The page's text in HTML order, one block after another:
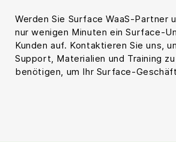
Werden Sie Surface WaaS-Partner
nur wenigen Minuten ein Surface-
Kunden auf. Kontaktieren Sie uns,
Support, Materialien und Training
benötigen, um Ihr Surface-